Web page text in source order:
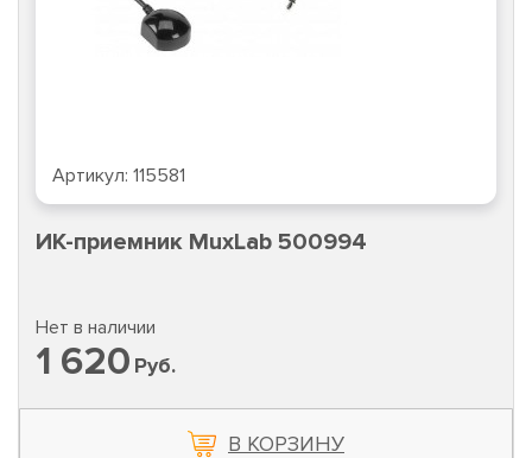
Артикул: 115581
ИК-приемник MuxLab 500994
Нет в наличии
1 620 Руб.
В КОРЗИНУ